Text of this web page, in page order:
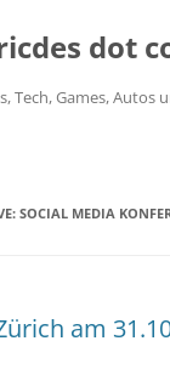
dot
Tech, Games, Autos
SOCIAL MEDIA
am